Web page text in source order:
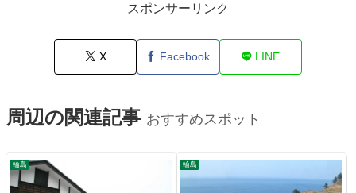
スポンサーリンク
X Facebook LINE
周辺の関連記事 おすすめスポット
輪島 輪島